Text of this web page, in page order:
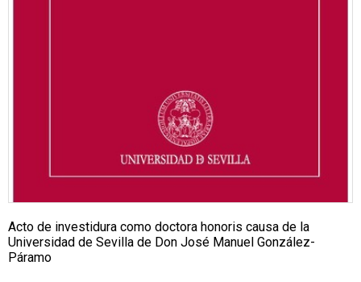
Acto de investidura como doctora honoris causa de la
Universidad de Sevilla de Don José Manuel González-
Páramo